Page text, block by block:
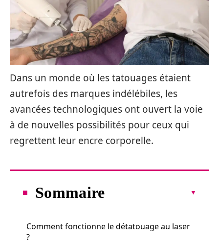
Dans un monde où les tatouages étaient
autrefois des marques indélébiles, les
avancées technologiques ont ouvert la voie
à de nouvelles possibilités pour ceux qui
regrettent leur encre corporelle.
Sommaire
Comment fonctionne le détatouage au laser
?